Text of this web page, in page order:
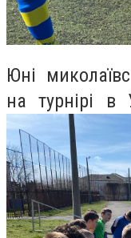
Юні
на турнірі